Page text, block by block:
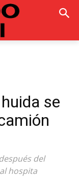
se
del
hospita